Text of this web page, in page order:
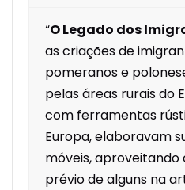
“O Legado dos
as criações de
pomeranos e
pelas áreas rurais do
com ferramentas
Europa, elaboravam
móveis,
prévio de alguns na